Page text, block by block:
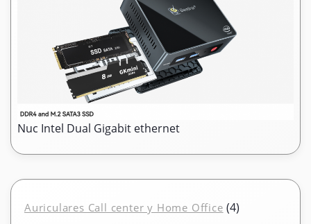
Nuc Intel Dual Gigabit ethernet
Auriculares Call center y Home Office 44